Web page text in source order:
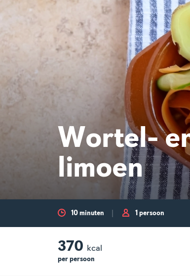
Wortel-
limoen
10 minuten 1 persoon
370 kcal
per persoon